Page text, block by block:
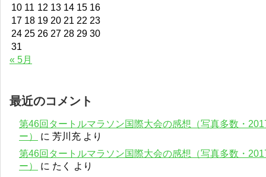
10 11 12 13 14 15 16
17 18 19 20 21 22 23
24 25 26 27 28 29 30
31
« 5月
最近のコメント
第46回タートルマラソン国際大会の感想（写真多数・
ー）
に 芳川充 より
第46回タートルマラソン国際大会の感想（写真多数・
ー）
に たく
より